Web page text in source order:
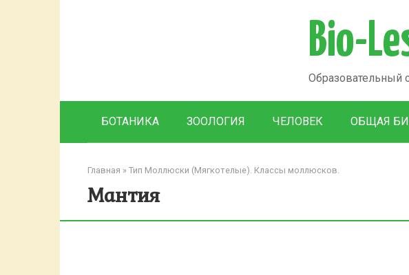
Bio-
Образовательный
БОТАНИКА ЗООЛОГИЯ ЧЕЛОВЕК ОБЩАЯ
Главная » Тип Моллюски (Мягкотелые). Классы моллюсков.
Мантия